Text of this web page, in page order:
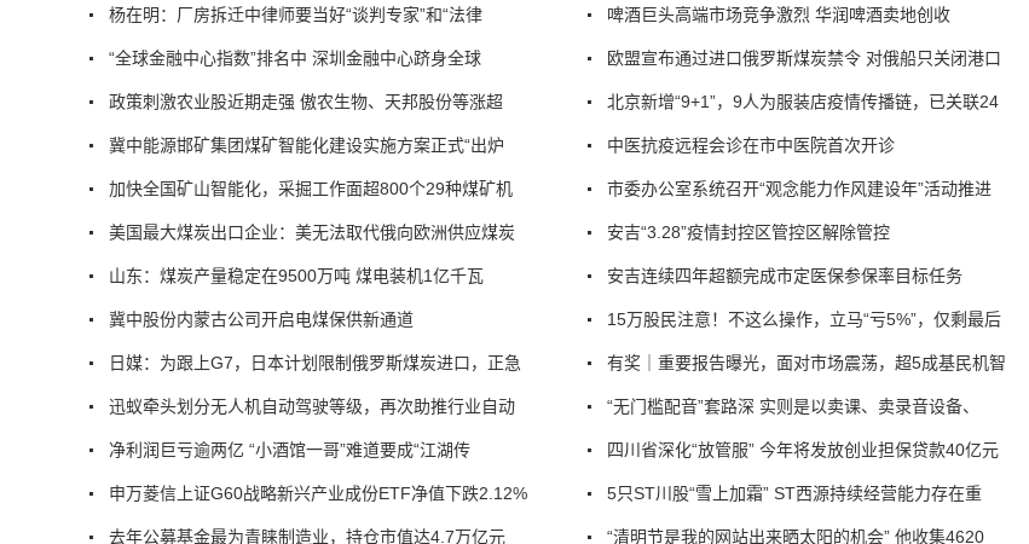
杨在明：厂房拆迁中律师要当好“谈判专家”和“法律
“全球金融中心指数”排名中 深圳金融中心跻身全球
政策刺激农业股近期走强 傲农生物、天邦股份等涨超
冀中能源邯矿集团煤矿智能化建设实施方案正式“出炉
加快全国矿山智能化，采掘工作面超800个29种煤矿机
美国最大煤炭出口企业：美无法取代俄向欧洲供应煤炭
山东：煤炭产量稳定在9500万吨 煤电装机1亿千瓦
冀中股份内蒙古公司开启电煤保供新通道
日媒：为跟上G7，日本计划限制俄罗斯煤炭进口，正急
迅蚁牵头划分无人机自动驾驶等级，再次助推行业自动
净利润巨亏逾两亿 “小酒馆一哥”难道要成“江湖传
申万菱信上证G60战略新兴产业成份ETF净值下跌2.12%
去年公募基金最为青睐制造业，持仓市值达4.7万亿元
啤酒巨头高端市场竞争激烈 华润啤酒卖地创收
欧盟宣布通过进口俄罗斯煤炭禁令 对俄船只关闭港口
北京新增“9+1”，9人为服装店疫情传播链，已关联24
中医抗疫远程会诊在市中医院首次开诊
市委办公室系统召开“观念能力作风建设年”活动推进
安吉“3.28”疫情封控区管控区解除管控
安吉连续四年超额完成市定医保参保率目标任务
15万股民注意！不这么操作，立马“亏5%”，仅剩最后
有奖｜重要报告曝光，面对市场震荡，超5成基民机智
“无门槛配音”套路深 实则是以卖课、卖录音设备、
四川省深化“放管服” 今年将发放创业担保贷款40亿元
5只ST川股“雪上加霜” ST西源持续经营能力存在重
“清明节是我的网站出来晒太阳的机会” 他收集4620